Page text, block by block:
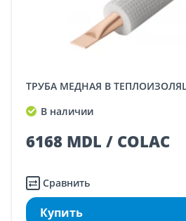
ТРУБА МЕДНАЯ В
В наличии
6168 MDL / COLAC
Сравнить
Купить